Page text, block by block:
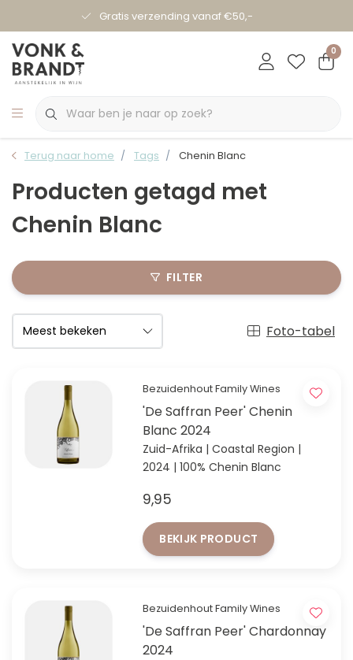
Gratis verzending vanaf €50,-
0
Terug naar home Tags Chenin Blanc
Producten getagd met
Chenin Blanc
FILTER
Foto-tabel
Bezuidenhout Family Wines
'De Saffran Peer' Chenin
Blanc 2024
Zuid-Afrika | Coastal Region |
2024 | 100% Chenin Blanc
9,95
BEKIJK PRODUCT
Bezuidenhout Family Wines
'De Saffran Peer' Chardonnay
2024